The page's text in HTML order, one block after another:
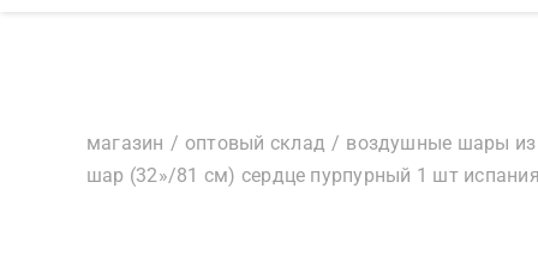
магазин оптовый склад воздушные шары из
шар (32»/81 см) сердце пурпурный 1 шт испания